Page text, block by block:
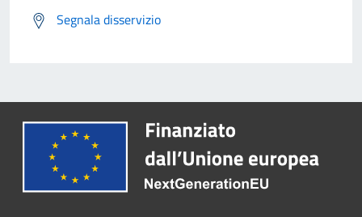
Segnala disservizio